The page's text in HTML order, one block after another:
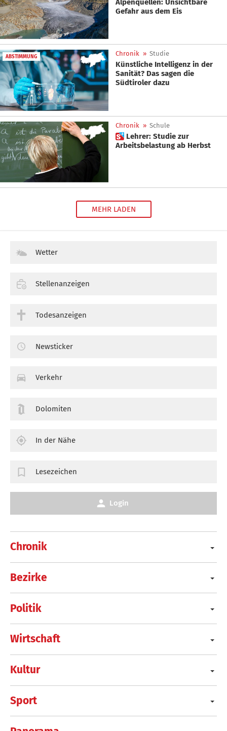
Alpenquellen: Unsichtbare
Gefahr aus dem Eis
ABSTIMMUNG Chronik » Studie
Künstliche Intelligenz in der
Sanität? Das sagen die
Südtiroler dazu
Chronik » Schule
 Lehrer: Studie zur
Arbeitsbelastung ab Herbst
MEHR LADEN
Chronik
Bezirke
Politik
Wirtschaft
Kultur
Sport
Wetter
Stellenanzeigen
Todesanzeigen
Newsticker
Verkehr
Dolomiten
In der Nähe
Lesezeichen
Login